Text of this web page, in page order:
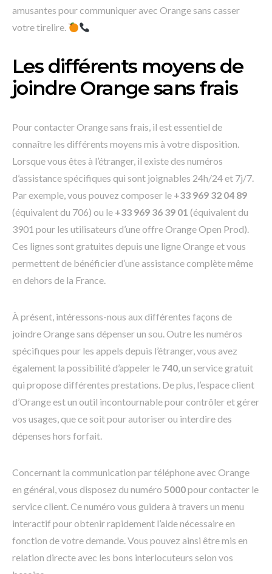
amusantes pour communiquer avec Orange sans casser
votre tirelire.
Les différents moyens de
joindre Orange sans frais
Pour contacter Orange sans frais, il est essentiel de
connaître les différents moyens mis à votre disposition.
Lorsque vous êtes à l’étranger, il existe des numéros
d’assistance spécifiques qui sont joignables 24h/24 et 7j/7.
Par exemple, vous pouvez composer le +33 969 32 04 89
(équivalent du 706) ou le +33 969 36 39 01 (équivalent du
3901 pour les utilisateurs d’une offre Orange Open Prod).
Ces lignes sont gratuites depuis une ligne Orange et vous
permettent de bénéficier d’une assistance complète même
en dehors de la France.
À présent, intéressons-nous aux différentes façons de
joindre Orange sans dépenser un sou. Outre les numéros
spécifiques pour les appels depuis l’étranger, vous avez
également la possibilité d’appeler le 740, un service gratuit
qui propose différentes prestations. De plus, l’espace client
d’Orange est un outil incontournable pour contrôler et gérer
vos usages, que ce soit pour autoriser ou interdire des
dépenses hors forfait.
Concernant la communication par téléphone avec Orange
en général, vous disposez du numéro 5000pour contacter le
service client. Ce numéro vous guidera à travers un menu
interactif pour obtenir rapidement l’aide nécessaire en
fonction de votre demande. Vous pouvez ainsi être mis en
relation directe avec les bons interlocuteurs selon vos